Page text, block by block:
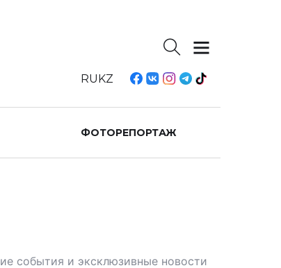
RUKZ
ФОТОРЕПОРТАЖ
события и эксклюзивные новости